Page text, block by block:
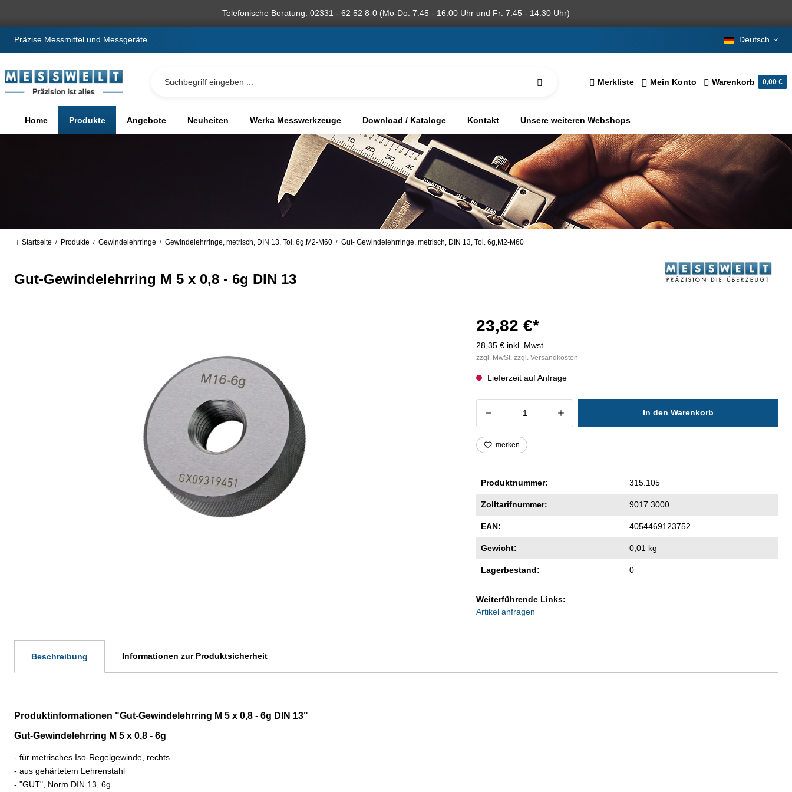
Telefonische Beratung: 02331 - 62 52 8-0 (Mo-Do: 7:45 - 16:00 Uhr und Fr: 7:45 - 14:30 Uhr)
Präzise Messmittel und Messgeräte Deutsch
Merkliste Mein Konto Warenkorb 0,00 €
Home Produkte Angebote Neuheiten Werka Messwerkzeuge Download / Kataloge Kontakt Unsere weiteren Webshops
Startseite / Produkte / Gewindelehrringe / Gewindelehrringe, metrisch, DIN 13, Tol. 6g,M2-M60 / Gut- Gewindelehrringe, metrisch, DIN 13, Tol. 6g,M2-M60
Gut-Gewindelehrring M 5 x 0,8 - 6g DIN 13
23,82 €*
28,35 € inkl. Mwst.
zzgl. MwSt. zzgl. Versandkosten
Lieferzeit auf Anfrage
Produkt Anzahl: Gib den gewünschten Wert
In den Warenkorb
merken
Produktnummer: 315.105
Zolltarifnummer: 9017 3000
EAN: 4054469123752
Gewicht: 0,01 kg
Lagerbestand: 0
Weiterführende Links:
Artikel anfragen
Beschreibung Informationen zur Produktsicherheit
Produktinformationen "Gut-Gewindelehrring M 5 x 0,8 - 6g DIN 13"
Gut-Gewindelehrring M 5 x 0,8 - 6g
- für metrisches Iso-Regelgewinde, rechts
- aus gehärtetem Lehrenstahl
- "GUT", Norm DIN 13, 6g